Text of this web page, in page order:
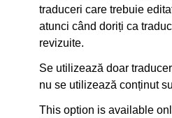
traduceri care trebuie
atunci când doriți ca
revizuite.
Se utilizează doar
nu se utilizează conținut
This option is available